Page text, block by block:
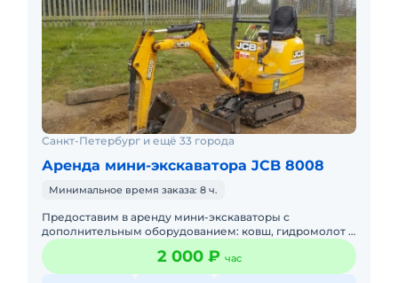
Санкт-Петербург и ещё 33 города
Аренда мини-экскаватора JCB 8008
Минимальное время заказа: 8 ч.
Предоставим в аренду мини-экскаваторы с
дополнительным оборудованием: ковш, гидромолот и
бур. Минимальный заказ спецтехники - одна смена,
доставка эвакуатором о2 000 ₽ час